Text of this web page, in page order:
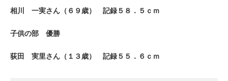
相川 一実さん（６９歳） 記録５８．５ｃｍ
子供の部 優勝
荻田 実里さん（１３歳） 記録５５．６ｃｍ